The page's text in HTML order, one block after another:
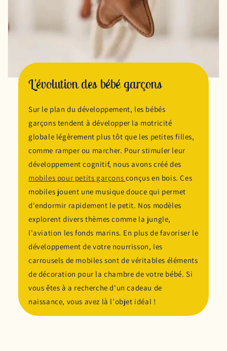
L'évolution des bébé garçons
Sur le plan du développement, les bébés
garçons tendent à développer la motricité
globale légèrement plus tôt que les petites filles,
comme ramper ou marcher. Pour stimuler leur
développement cognitif, nous avons créé des
mobiles pour petits garçons conçus en bois. Ces
mobiles jouent une musique douce qui permet
d'endormir rapidement le petit. Nos modèles
explorent divers thèmes comme la jungle,
l'aviation les fonds marins. En plus de favoriser le
développement de votre nourrisson, les
carrousels de mobiles sont de véritables éléments
de décoration pour la chambre de votre bébé. Si
vous êtes à a recherche d'un cadeau de
naissance, vous avez là l'objet idéal !